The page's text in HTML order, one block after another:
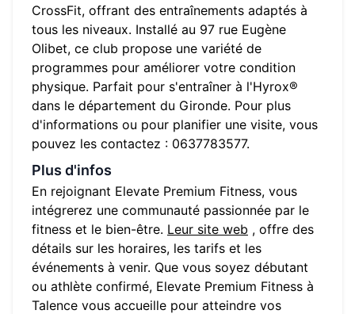
CrossFit, offrant des entraînements adaptés à
tous les niveaux. Installé au 97 rue Eugène
Olibet, ce club propose une variété de
programmes pour améliorer votre condition
physique. Parfait pour s'entraîner à l'Hyrox®
dans le département du Gironde. Pour plus
d'informations ou pour planifier une visite, vous
pouvez les contactez : 0637783577.
Plus d'infos
En rejoignant Elevate Premium Fitness, vous
intégrerez une communauté passionnée par le
fitness et le bien-être. Leur site web , offre des
détails sur les horaires, les tarifs et les
événements à venir. Que vous soyez débutant
ou athlète confirmé, Elevate Premium Fitness à
Talence vous accueille pour atteindre vos